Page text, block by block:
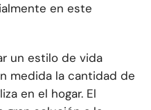
en este
un estilo de vida
medida la cantidad de
en el hogar. El